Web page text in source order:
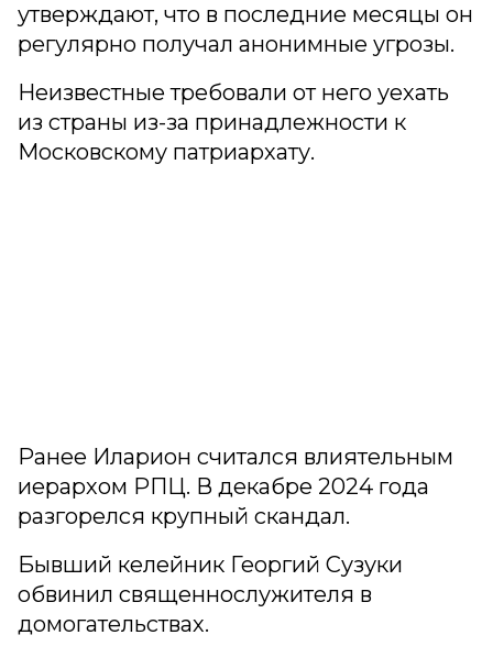
утверждают, что в последние месяцы он
регулярно получал анонимные угрозы.
Неизвестные требовали от него уехать
из страны из-за принадлежности к
Московскому патриархату.
Ранее Иларион считался влиятельным
иерархом РПЦ. В декабре 2024 года
разгорелся крупный скандал.
Бывший келейник Георгий Сузуки
обвинил священнослужителя в
домогательствах.